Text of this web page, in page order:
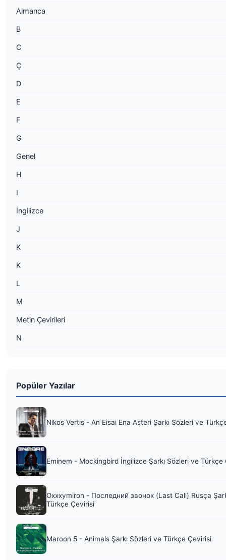
Almanca
B
C
Ç
D
E
F
G
Genel
H
I
İngilizce
J
K
K
L
M
Metin Çevirileri
N
Popüler Yazılar
Nikos Vertis - An Eisai Ena Asteri Şarkı Sözleri ve
Eminem - Mockingbird İngilizce Şarkı Sözleri ve Türkçe
Oxxxymiron - Последний звонок (Last Call) Rusça
Türkçe Çevirisi
Maroon 5 - Animals Şarkı Sözleri ve Türkçe Çevirisi